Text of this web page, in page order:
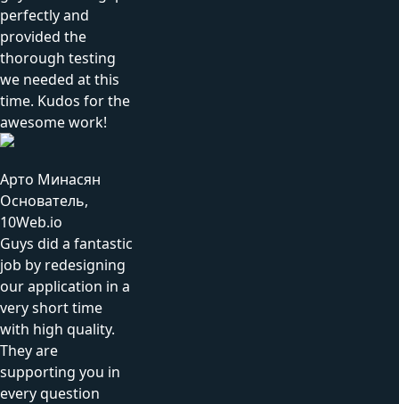
perfectly and
provided the
thorough testing
we needed at this
time. Kudos for the
awesome work!
Арто Минасян
Основатель,
10Web.io
Guys did a fantastic
job by redesigning
our application in a
very short time
with high quality.
They are
supporting you in
every question